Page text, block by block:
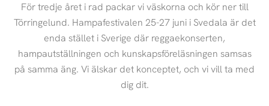
För tredje året i rad packar vi väskorna och kör ner till
Törringelund. Hampafestivalen 25-27 juni i Svedala är det
enda stället i Sverige där reggaekonserten,
hampautställningen och kunskapsföreläsningen samsas
på samma äng. Vi älskar det konceptet, och vi vill ta med
dig dit.